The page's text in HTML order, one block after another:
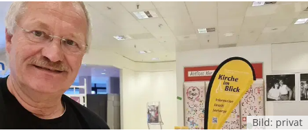
Bild: privat
Kirche und Finanzen
Personalausschuss
LANDESKIRCHENAMT
Willkommen
Kollegium
Evangelische Kirche
Lutherische Kirche
Glaubensbekenntnis
Positionen
Ökumene
Religionen
Gegen Gewalt
KLIMASCHUTZ
Nachhaltigkeit
Erneuerbare Energien
Mobilität
Impressum
Datenschutz
Kontakt
Barrierefreiheit
Presse
Freie Stellen